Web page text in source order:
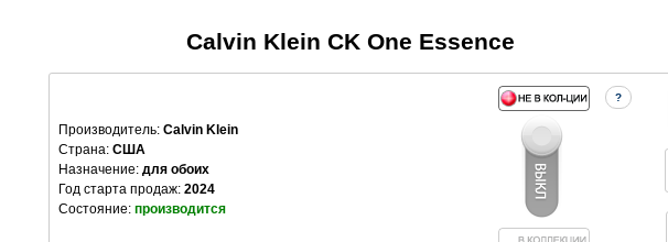
Calvin Klein CK One Essence
Производитель: Calvin Klein
Страна: США
Назначение: для обоих
Год старта продаж: 2024
Состояние: производится
?